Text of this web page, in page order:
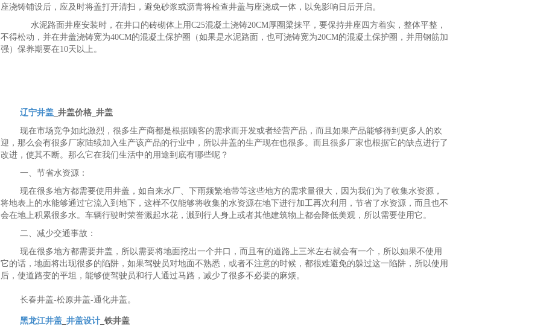
座浇铸铺设后，应及时将盖打开清扫，避免砂浆或沥青将检查井盖与座浇成一体，以免影响日后开启。
水泥路面井座安装时，在井口的砖砌体上用C25混凝土浇铸20CM厚圈梁抹平，要保持井座四方着实，整体平整，
不得松动，并在井盖浇铸宽为40CM的混凝土保护圈（如果是水泥路面，也可浇铸宽为20CM的混凝土保护圈，并用钢筋加
强）保养期要在10天以上。
辽宁井盖_ 井盖价格_井盖
现在市场竞争如此激烈，很多生产商都是根据顾客的需求而开发或者经营产品，而且如果产品能够得到更多人的欢
迎，那么会有很多厂家陆续加入生产该产品的行业中，所以井盖的生产现在也很多。而且很多厂家也根据它的缺点进行了
改进，使其不断。那么它在我们生活中的用途到底有哪些呢？
一、节省水资源：
现在很多地方都需要使用井盖，如自来水厂、下雨频繁地带等这些地方的需求量很大，因为我们为了收集水资源，
将地表上的水能够通过它流入到地下，这样不仅能够将收集的水资源在地下进行加工再次利用，节省了水资源，而且也不
会在地上积累很多水。车辆行驶时荣誉溅起水花，溅到行人身上或者其他建筑物上都会降低美观，所以需要使用它。
二、减少交通事故：
现在很多地方都需要井盖，所以需要将地面挖出一个井口，而且有的道路上三米左右就会有一个，所以如果不使用
它的话，地面将出现很多的陷阱，如果驾驶员对地面不熟悉，或者不注意的时候，都很难避免的躲过这一陷阱，所以使用
后，使道路变的平坦，能够使驾驶员和行人通过马路，减少了很多不必要的麻烦。
长春井盖-松原井盖-通化井盖。
黑龙江井盖_ 井盖设计_铁井盖